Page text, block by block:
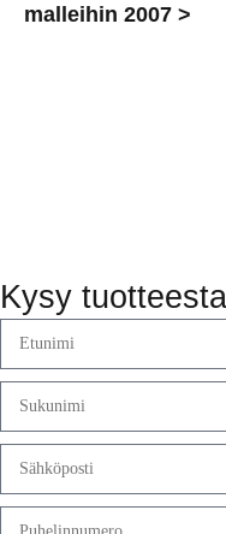
malleihin 2007 >
Kysy tuotteesta